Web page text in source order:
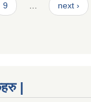
9 … next ›
|